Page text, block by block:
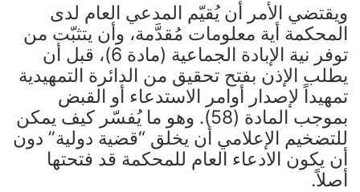
ويقتضي الأمر أن يُقيّم المدعي العام لدى
المحكمة أية معلومات مُقدَّمة، وأن يتثبّت من
توفر نية الإبادة الجماعية (مادة 6)، قبل أن
يطلب الإذن بفتح تحقيق من الدائرة التمهيدية
تمهيداً لإصدار أوامر الاستدعاء أو القبض
بموجب المادة (58). وهو ما يُفسّر كيف يمكن
للتضخيم الإعلامي أن يخلق “قضية دولية” دون
أن يكون الادعاء العام للمحكمة قد فتحتها
أصلاً.